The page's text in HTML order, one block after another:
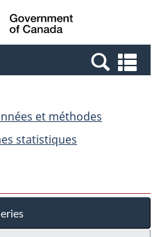
Passer
au
Passer
à
Canada
et
et méthodes
statistiques